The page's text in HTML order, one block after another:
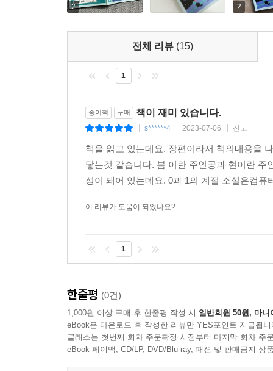
흐른다. 그에 반해 이야기 전개는 역동적이다. 쉬
무엇보다 이 소설의 가장 큰 특징은, 인물들이
“처음으로 장애를 있는 그대로 묘사”하고자 한 작
작가의 말
나는 이 소설을 쓰면서 처음으로 장애를 있는
나라는 개인의 잘못된 목소리가 장애인이라는
들었던 것이다. 그래서 이 소설을 붙들고 있는 내
소설에 불가피하게 내재돼 있을 오류에 대해서는
2 2
전체 리뷰 (15)
1
종이책 구매 책이 재미 있습니다.
s******4 2023-07-06 신고
책을 읽고 있는데요. 장편이라서 책의내용을
닿는것 같습니다. 봄 이란 주인공과 현이란
성이 돼어 있는데요. 0과 1의 계절 소설은컴
이 리뷰가 도움이 되었나요?
1
한줄평 (0건)
1,000원 이상 구매 후 한줄평 작성 시 일반회원 50원, 마니
eBook은 다운로드 후 작성한 리뷰만 YES포인트 지급됩니
클래스는 첫번째 회차 주문확정 시점부터 마지막 회차 주
eBook 페이백, CD/LP, DVD/Blu-ray, 패션 및 판매금지 상